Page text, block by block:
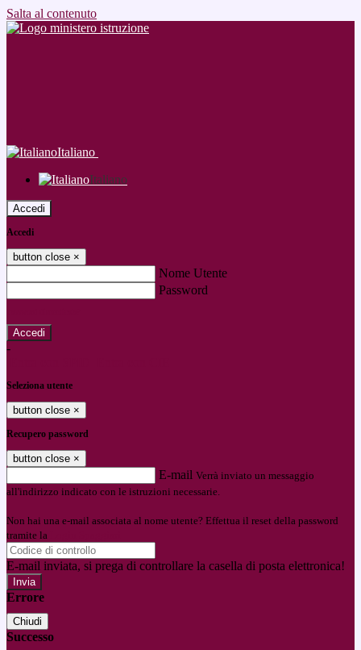
Salta al contenuto
Italiano
Italiano
Accedi
Accedi
button close ×
Nome Utente
Password
-
Seleziona utente
button close ×
Recupero password
button close ×
E-mail Verrà inviato un messaggio
all'indirizzo indicato con le istruzioni necessarie.
Non hai una e-mail associata al nome utente? Effettua il reset della password
tramite la
E-mail inviata, si prega di controllare la casella di posta elettronica!
Errore
Chiudi
Successo